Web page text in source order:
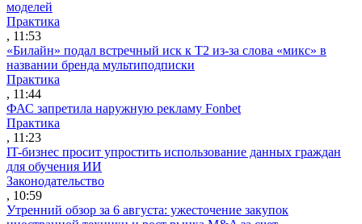
моделей
Практика
, 11:53
«Билайн» подал встречный иск к Т2 из-за слова «микс» в
названии бренда мультиподписки
Практика
, 11:44
ФАС запретила наружную рекламу Fonbet
Практика
, 11:23
IT-бизнес просит упростить использование данных граждан
для обучения ИИ
Законодательство
, 10:59
Утренний обзор за 6 августа: ужесточение закупок